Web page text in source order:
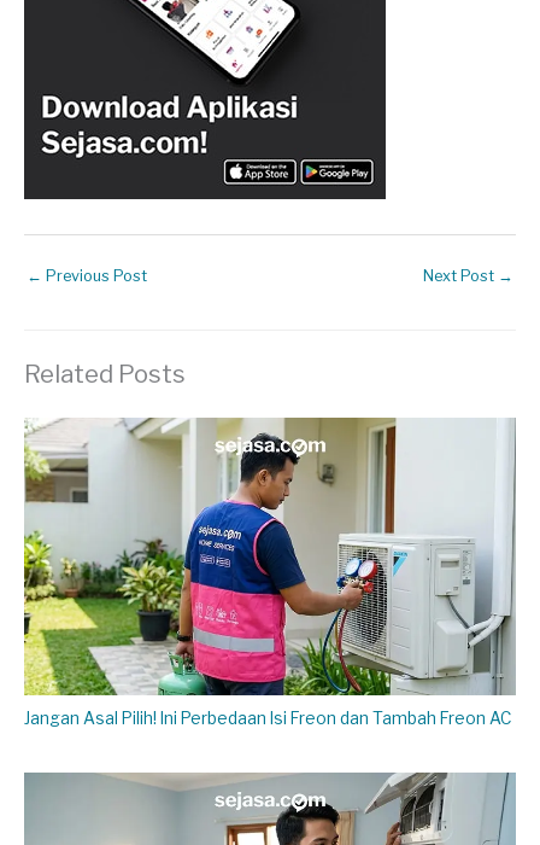
← Previous Post Next Post →
Related Posts
Jangan Asal Pilih! Ini Perbedaan Isi Freon dan Tambah Freon AC